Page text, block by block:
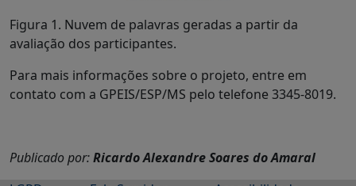
Figura 1. Nuvem de palavras geradas a partir da
avaliação dos participantes.
Para mais informações sobre o projeto, entre em
contato com a GPEIS/ESP/MS pelo telefone 3345-8019.
Publicado por:Ricardo Alexandre Soares do Amaral